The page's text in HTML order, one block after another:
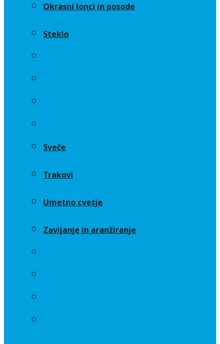
Okrasni lonci in posode
Steklo
Sveče
Trakovi
Umetno cvetje
Zavijanje in aranžiranje